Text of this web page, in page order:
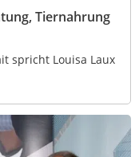
Tiernahrung
spricht Louisa Laux